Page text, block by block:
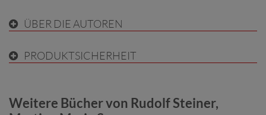
ÜBER DIE AUTOREN
PRODUKTSICHERHEIT
Weitere Bücher von Rudolf Steiner,